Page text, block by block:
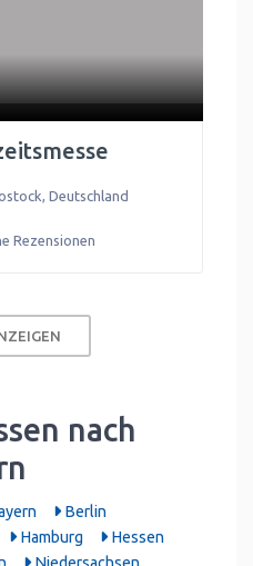
, Deutschland
Rezensionen
nach
Berlin
Hamburg
Hessen